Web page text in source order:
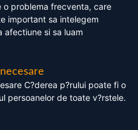
o problema frecventa, care
important sa intelegem
afectiune si sa luam
C?derea p?rului poate fi o
persoanelor de toate v?rstele.